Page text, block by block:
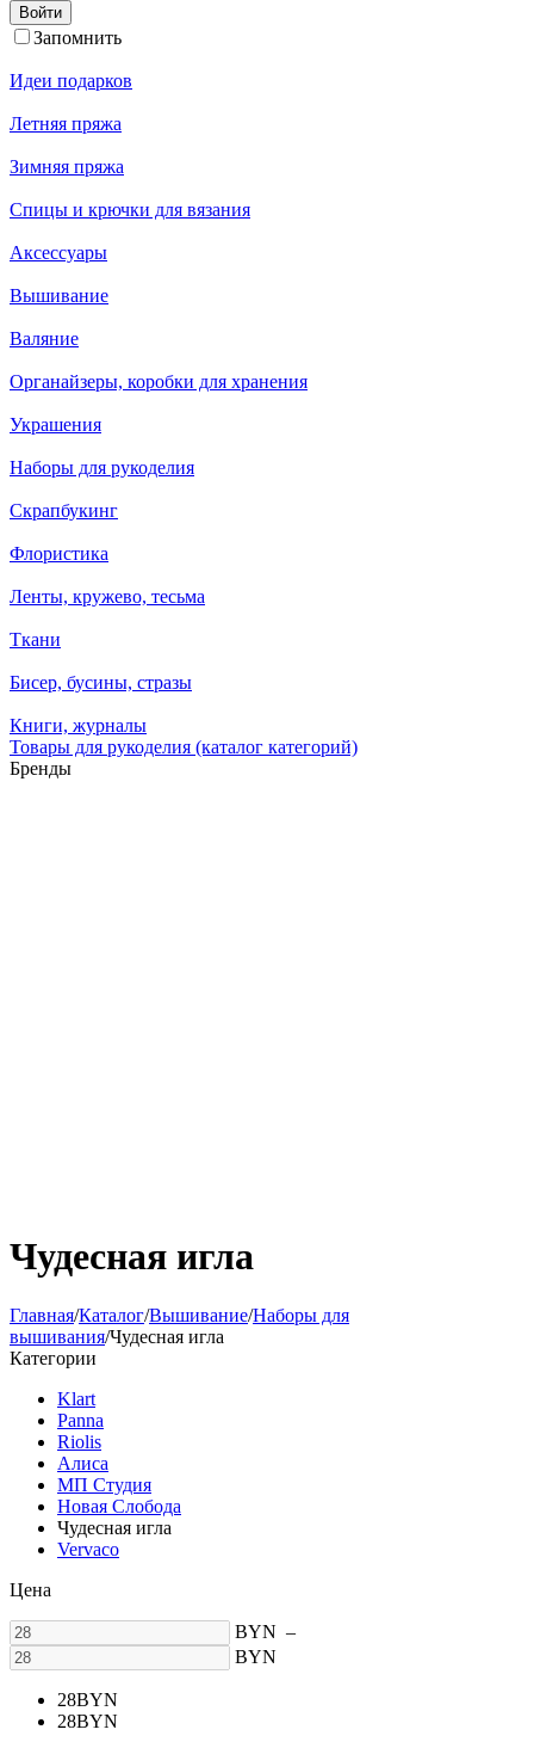
Войти
Запомнить
Идеи подарков
Летняя пряжа
Зимняя пряжа
Спицы и крючки для вязания
Аксессуары
Вышивание
Валяние
Органайзеры, коробки для хранения
Украшения
Наборы для рукоделия
Скрапбукинг
Флористика
Ленты, кружево, тесьма
Ткани
Бисер, бусины, стразы
Книги, журналы
Товары для рукоделия (каталог категорий)
Бренды
Чудесная игла
Главная/Каталог/Вышивание/Наборы для
вышивания/Чудесная игла
Категории
Klart
Panna
Riolis
Алиса
МП Студия
Новая Слобода
Чудесная игла
Vervaco
Цена
BYN –
BYN
28BYN
28BYN